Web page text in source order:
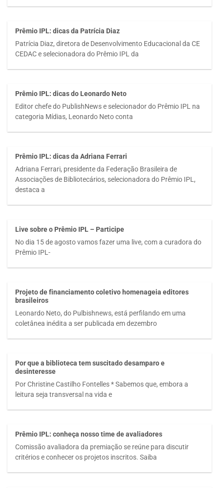
Prêmio IPL: dicas da Patrícia Diaz
Patrícia Diaz, diretora de Desenvolvimento Educacional da CE
CEDAC e selecionadora do Prêmio IPL da
Prêmio IPL: dicas do Leonardo Neto
Editor chefe do PublishNews e selecionador do Prêmio IPL na
categoria Mídias, Leonardo Neto conta
Prêmio IPL: dicas da Adriana Ferrari
Adriana Ferrari, presidente da Federação Brasileira de
Associações de Bibliotecários, selecionadora do Prêmio IPL,
destaca a
Live sobre o Prêmio IPL – Participe
No dia 15 de agosto vamos fazer uma live, com a curadora do
Prêmio IPL-
Projeto de financiamento coletivo homenageia editores
brasileiros
Leonardo Neto, do Pulbishnews, está perfilando em uma
coletânea inédita a ser publicada em dezembro
Por que a biblioteca tem suscitado desamparo e
desinteresse
Por Christine Castilho Fontelles * Sabemos que, embora a
leitura seja transversal na vida e
Prêmio IPL: conheça nosso time de avaliadores
Comissão avaliadora da premiação se reúne para discutir
critérios e conhecer os projetos inscritos. Saiba